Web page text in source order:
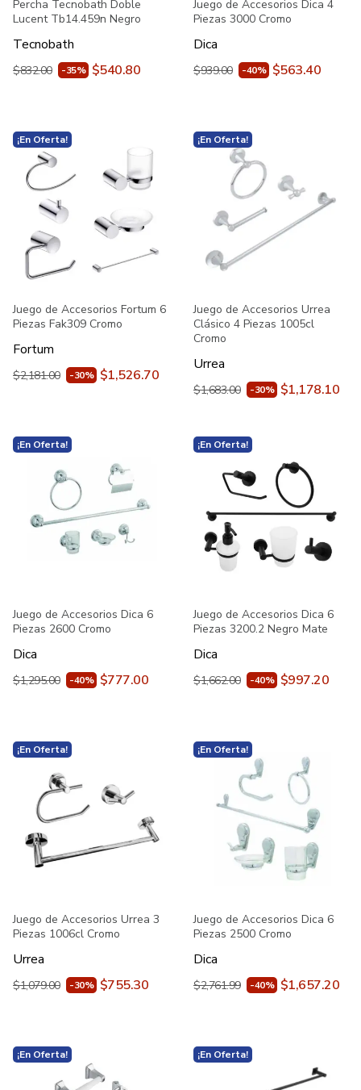
Percha Tecnobath Doble
Lucent Tb14.459n Negro
Tecnobath
$832.00 -35% $540.80
Juego de Accesorios Dica 4
Piezas 3000 Cromo
Dica
$939.00 -40% $563.40
¡En Oferta!
Juego de Accesorios Fortum 6
Piezas Fak309 Cromo
Fortum
$2,181.00 -30% $1,526.70
¡En Oferta!
Juego de Accesorios Urrea
Clásico 4 Piezas 1005cl
Cromo
Urrea
$1,683.00 -30% $1,178.10
¡En Oferta!
Juego de Accesorios Dica 6
Piezas 2600 Cromo
Dica
$1,295.00 -40% $777.00
¡En Oferta!
Juego de Accesorios Dica 6
Piezas 3200.2 Negro Mate
Dica
$1,662.00 -40% $997.20
¡En Oferta!
Juego de Accesorios Urrea 3
Piezas 1006cl Cromo
Urrea
$1,079.00 -30% $755.30
¡En Oferta!
Juego de Accesorios Dica 6
Piezas 2500 Cromo
Dica
$2,761.99 -40% $1,657.20
¡En Oferta! ¡En Oferta!